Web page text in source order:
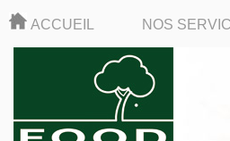
ACCUEIL NOS